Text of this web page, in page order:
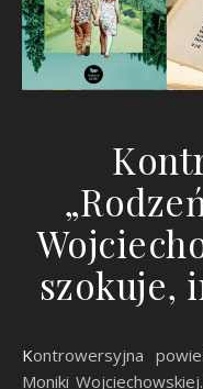
szokuje,
Kontrowersyjna powieść – tak mówią o Rodzeństwie
Moniki